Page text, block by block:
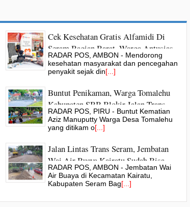
Cek Kesehatan Gratis Alfamidi Di
Seram Bagian Barat, Warga Antusias
Cegah Dini Penyakit
RADAR POS, AMBON - Mendorong
kesehatan masyarakat dan pencegahan
penyakit sejak din[...]
Buntut Penikaman, Warga Tomalehu
Kabupaten SBB Blokir Jalan Trans
Seram
RADAR POS, PIRU - Buntut Kematian
Aziz Manuputty Warga Desa Tomalehu
yang ditikam o[...]
Jalan Lintas Trans Seram, Jembatan
Wai Air Buaya Kairatu Sudah Bisa
Dilalui Kendaraan
RADAR POS, AMBON - Jembatan Wai
Air Buaya di Kecamatan Kairatu,
Kabupaten Seram Bag[...]